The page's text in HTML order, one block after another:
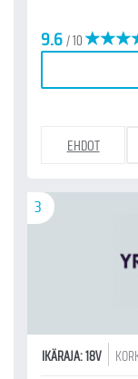
9.6/ 10
EHDOT
3
IKÄRAJA: 18V